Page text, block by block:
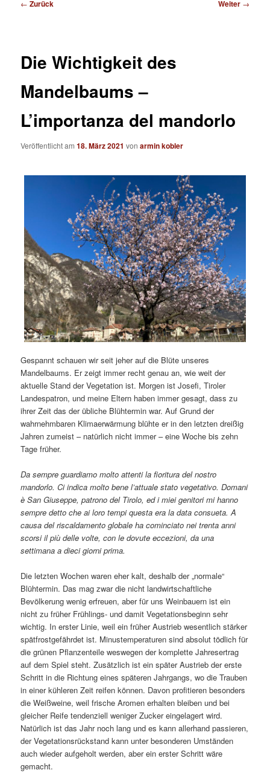
← Zurück Weiter →
Die Wichtigkeit des
Mandelbaums –
L’importanza del mandorlo
Veröffentlicht am18. März 2021 vonarmin kobler
Gespannt schauen wir seit jeher auf die Blüte unseres
Mandelbaums. Er zeigt immer recht genau an, wie weit der
aktuelle Stand der Vegetation ist. Morgen ist Josefi, Tiroler
Landespatron, und meine Eltern haben immer gesagt, dass zu
ihrer Zeit das der übliche Blühtermin war. Auf Grund der
wahrnehmbaren Klimaerwärmung blühte er in den letzten dreißig
Jahren zumeist – natürlich nicht immer – eine Woche bis zehn
Tage früher.
Da sempre guardiamo molto attenti la fioritura del nostro
mandorlo. Ci indica molto bene l’attuale stato vegetativo. Domani
è San Giuseppe, patrono del Tirolo, ed i miei genitori mi hanno
sempre detto che ai loro tempi questa era la data consueta. A
causa del riscaldamento globale ha cominciato nei trenta anni
scorsi il più delle volte, con le dovute eccezioni, da una
settimana a dieci giorni prima.
Die letzten Wochen waren eher kalt, deshalb der „normale“
Blühtermin. Das mag zwar die nicht landwirtschaftliche
Bevölkerung wenig erfreuen, aber für uns Weinbauern ist ein
nicht zu früher Frühlings- und damit Vegetationsbeginn sehr
wichtig. In erster Linie, weil ein früher Austrieb wesentlich stärker
spätfrostgefährdet ist. Minustemperaturen sind absolut tödlich für
die grünen Pflanzenteile weswegen der komplette Jahresertrag
auf dem Spiel steht. Zusätzlich ist ein später Austrieb der erste
Schritt in die Richtung eines späteren Jahrgangs, wo die Trauben
in einer kühleren Zeit reifen können. Davon profitieren besonders
die Weißweine, weil frische Aromen erhalten bleiben und bei
gleicher Reife tendenziell weniger Zucker eingelagert wird.
Natürlich ist das Jahr noch lang und es kann allerhand passieren,
der Vegetationsrückstand kann unter besonderen Umständen
auch wieder aufgeholt werden, aber ein erster Schritt wäre
gemacht.